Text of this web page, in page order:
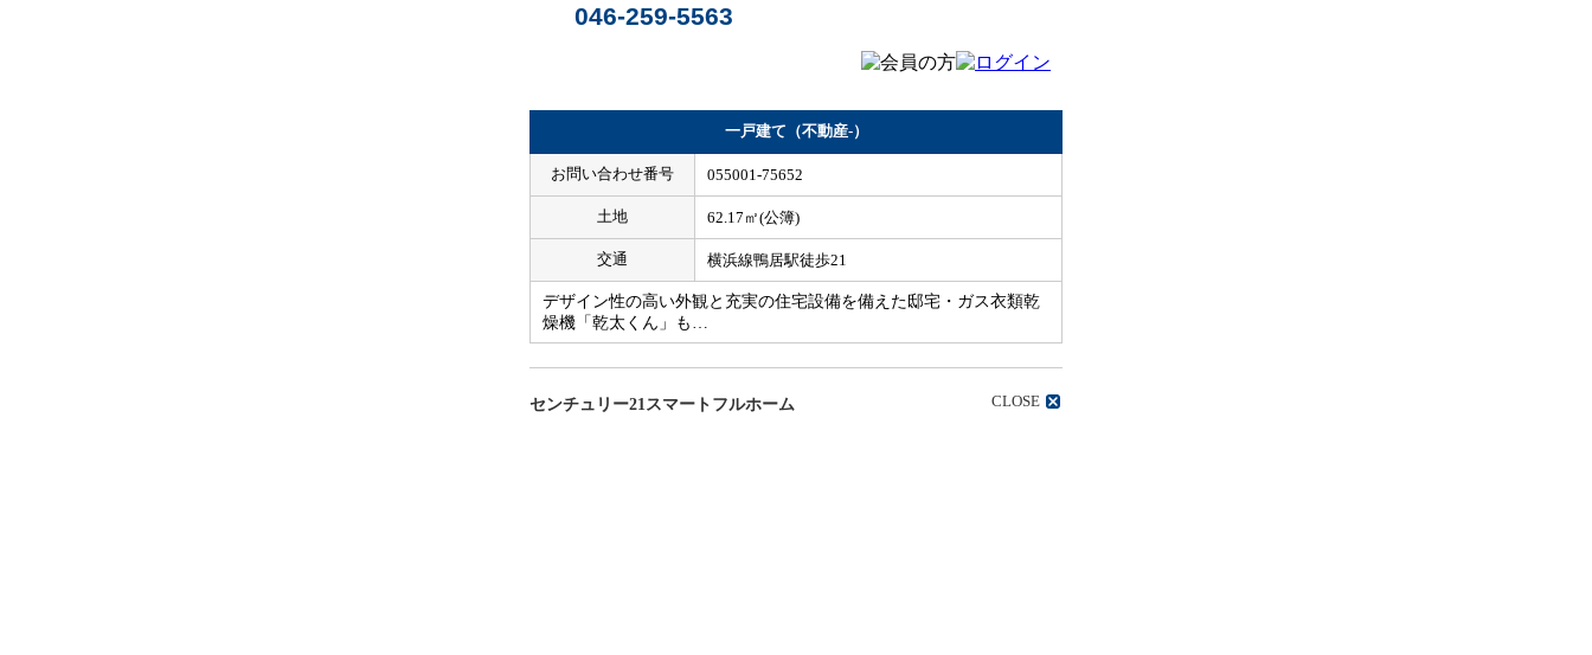
046-259-5563
一戸建て（不動産-）
お問い合わせ番号 055001-75652
土地 62.17㎡(公簿)
交通 横浜線鴨居駅徒歩21
デザイン性の高い外観と充実の住宅設備を備えた邸宅・ガス衣類乾
燥機「乾太くん」も…
センチュリー21スマートフルホーム CLOSE